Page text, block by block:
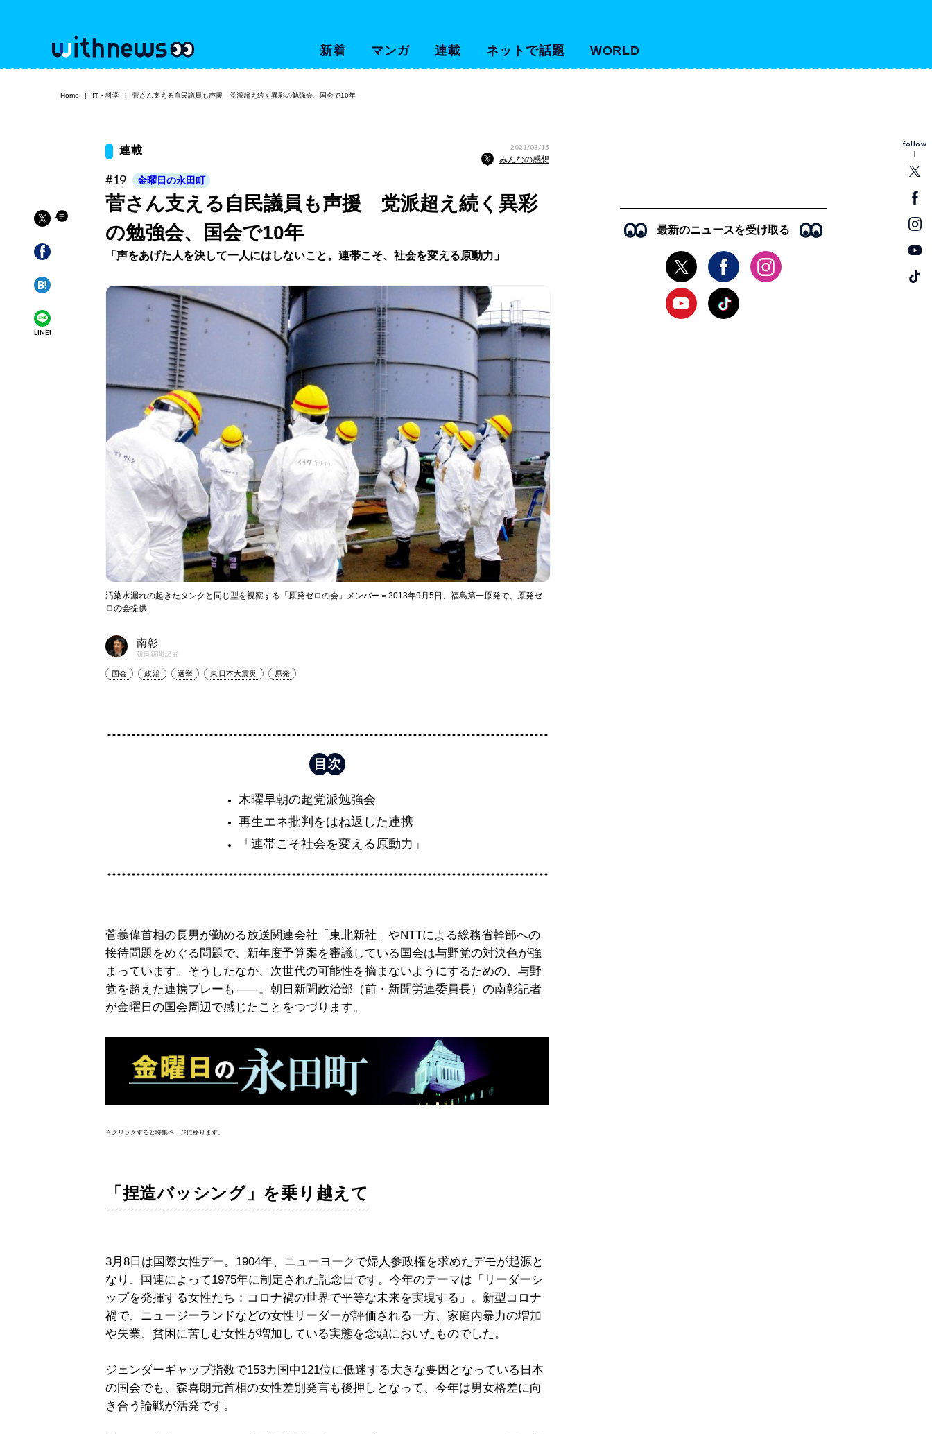
新着 マンガ 連載 ネットで話題 WORLD
follow
Home IT・科学 菅さん支える自民議員も声援 党派超え続く異彩の勉強会、国会で10年
LINE!
連載 2021/03/15
みんなの感想
#19 金曜日の永田町
菅さん支える自民議員も声援 党派超え続く異彩
の勉強会、国会で10年
「声をあげた人を決して一人にはしないこと。連帯こそ、社会を変える原動力」
汚染水漏れの起きたタンクと同じ型を視察する「原発ゼロの会」メンバー＝2013年9月5日、福島第一原発で、原発ゼ
ロの会提供
南彰
朝日新聞記者
国会 政治 選挙 東日本大震災 原発
木曜早朝の超党派勉強会
再生エネ批判をはね返した連携
「連帯こそ社会を変える原動力」
菅義偉首相の長男が勤める放送関連会社「東北新社」やNTTによる総務省幹部への
接待問題をめぐる問題で、新年度予算案を審議している国会は与野党の対決色が強
まっています。そうしたなか、次世代の可能性を摘まないようにするための、与野
党を超えた連携プレーも――。朝日新聞政治部（前・新聞労連委員長）の南彰記者
が金曜日の国会周辺で感じたことをつづります。
※クリックすると特集ページに移ります。
「捏造バッシング」を乗り越えて
3月8日は国際女性デー。1904年、ニューヨークで婦人参政権を求めたデモが起源と
なり、国連によって1975年に制定された記念日です。今年のテーマは「リーダーシ
ップを発揮する女性たち：コロナ禍の世界で平等な未来を実現する」。新型コロナ
禍で、ニュージーランドなどの女性リーダーが評価される一方、家庭内暴力の増加
や失業、貧困に苦しむ女性が増加している実態を念頭においたものでした。
ジェンダーギャップ指数で153カ国中121位に低迷する大きな要因となっている日本
の国会でも、森喜朗元首相の女性差別発言も後押しとなって、今年は男女格差に向
き合う論戦が活発です。
最新のニュースを受け取る